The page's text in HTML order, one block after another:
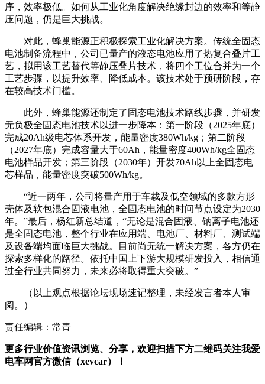
序，效率极低。如何从工业化角度解决绝缘封边的效率和等静
压问题，仍是巨大挑战。
对此， 蜂巢能源正积极探索工业化解决方案。传统全固态
电池制备流程中，公司已量产的液态电池应用了热复合叠片工
艺，拟用该工艺替代等静压叠片技术，将四个工位合并为一个
工艺步骤，以提升效率、降低成本。该技术处于预研阶段，存
在较高技术门槛。
此外，蜂巢能源还制定了固态电池技术路线步骤，并研发
无负极全固态电池技术以进一步降本： 第一阶段（2025年底）
完成20Ah级电芯体系开发，能量密度380Wh/kg；第二阶段
（2027年底）完成容量大于60Ah，能量密度400Wh/kg全固态
电池样品开发； 第三阶段（2030年）开发70Ah以上全固态电
芯样品，能量密度突破500Wh/kg。
“近一两年，公司将量产用于车载及低空领域的多款方形
壳体及软包混合固液电池，全固态电池的时间节点设定为2030
年。”最后，杨红新总结道，“无论是混合固液、钠离子电池还
是全固态电池，整个行业在应用端、电池厂、材料厂、测试端
及设备端均面临巨大挑战。目前尚无统一解决方案，各方仍在
探索多样化的路径。依托中国上下游大规模研发投入，相信通
过全行业共同努力，未来必将取得重大突破。”
（以上观点根据论坛现场速记整理，未经发言者本人审
阅。）
责任编辑：常青
更多行业价值资讯浏览、分享，欢迎扫描下方二维码关注我爱
电车网官方微信（xevcar）！